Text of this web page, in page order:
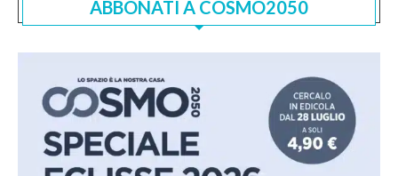
ABBONATI A COSMO2050